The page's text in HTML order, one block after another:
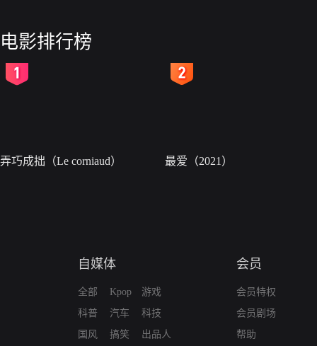
电影排行榜
弄巧成拙（Le corniaud） 最爱（2021）
自媒体
全部
科普
国风
Kpop
汽车
搞笑
游戏
科技
出品人
会员
会员特权
会员剧场
帮助